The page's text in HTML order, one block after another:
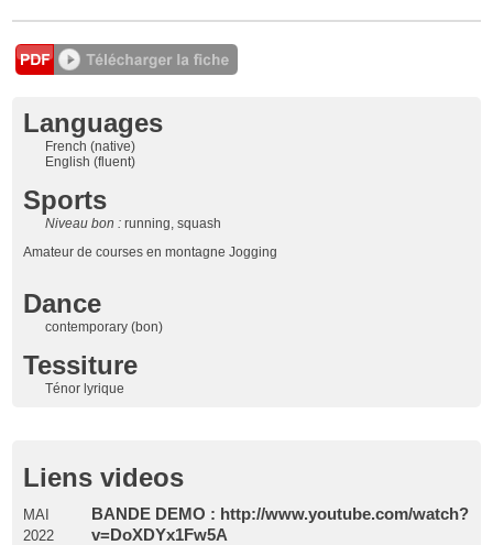
Languages
French (native)
English (fluent)
Sports
Niveau bon :running, squash
Amateur de courses en montagne Jogging
Dance
contemporary (bon)
Tessiture
Ténor lyrique
Liens videos
MAI
2022
BANDE DEMO : http://www.youtube.com/watch?
v=DoXDYx1Fw5A